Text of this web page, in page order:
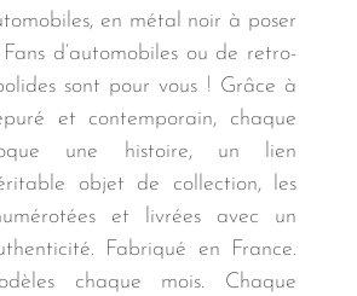
en métal noir à poser
d’automobiles ou de retro-
sont pour vous ! Grâce à
et contemporain, chaque
une histoire, un lien
objet de collection, les
et livrées avec un
Fabriqué en France.
chaque mois. Chaque